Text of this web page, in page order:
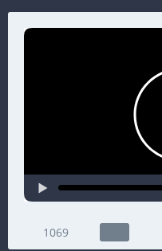
1069